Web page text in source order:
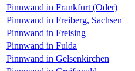
Pinnwand in Frankfurt (Oder)
Pinnwand in Freiberg, Sachsen
Pinnwand in Freising
Pinnwand in Fulda
Pinnwand in Gelsenkirchen